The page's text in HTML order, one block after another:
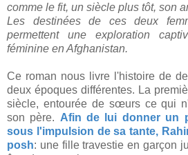
comme le fit, un siècle plus tôt, son
Les destinées de ces deux
permettent une exploration
féminine en Afghanistan.
Ce roman nous livre l'histoire de
deux époques différentes. La
siècle, entourée de sœurs ce qui
son père. Afin de lui donner un
sous l'impulsion de sa tante,
posh: une fille travestie en garçon